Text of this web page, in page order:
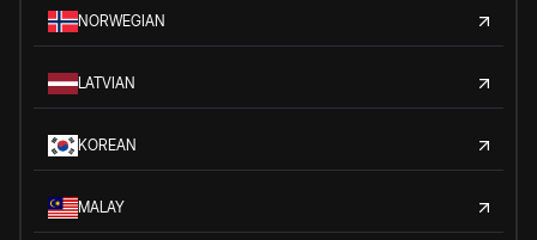
NORWEGIAN
LATVIAN
KOREAN
MALAY